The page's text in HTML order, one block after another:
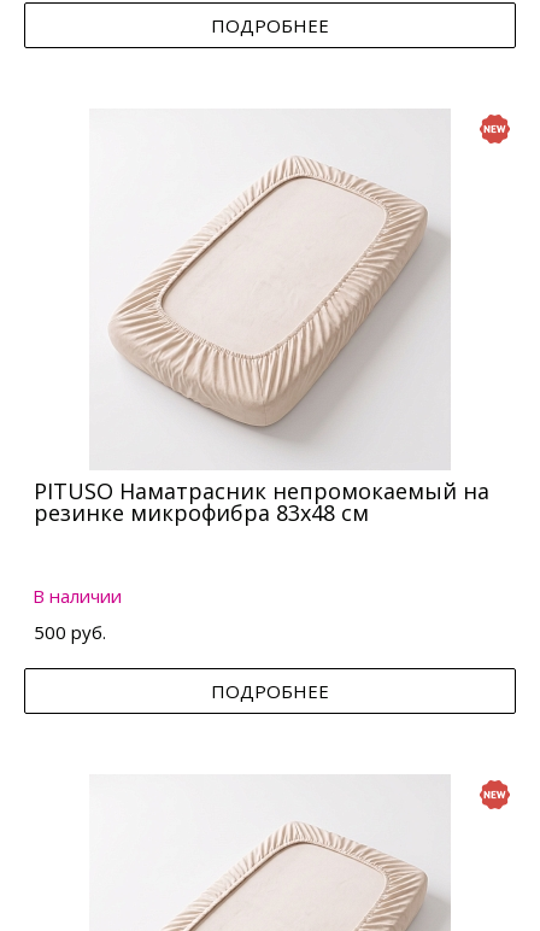
ПОДРОБНЕЕ
PITUSO Наматрасник непромокаемый на
резинке микрофибра 83х48 см
В наличии
500 руб.
ПОДРОБНЕЕ